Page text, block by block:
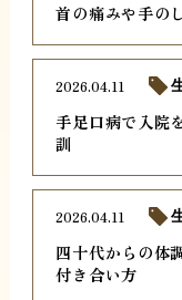
首の痛みや手の
手足口病で入院
訓
2026.04.11
四十代からの体
付き合い方
2026.04.11